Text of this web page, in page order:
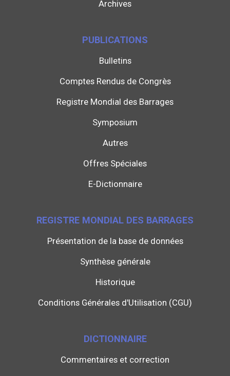
Archives
PUBLICATIONS
Bulletins
Comptes Rendus de Congrès
Registre Mondial des Barrages
Symposium
Autres
Offres Spéciales
E-Dictionnaire
REGISTRE MONDIAL DES BARRAGES
Présentation de la base de données
Synthèse générale
Historique
Conditions Générales d'Utilisation (CGU)
DICTIONNAIRE
Commentaires et correction